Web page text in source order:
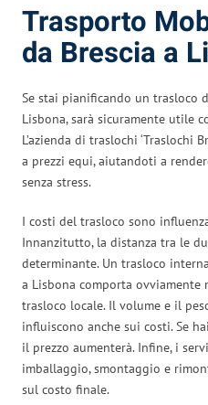
Trasporto
da Brescia a
Se stai pianificando un trasloco
Lisbona, sarà sicuramente utile
L’azienda di traslochi ‘Traslochi
a prezzi equi, aiutandoti a
senza stress.
I costi del trasloco sono
Innanzitutto, la distanza tra le
determinante. Un trasloco
a Lisbona comporta
trasloco locale. Il volume e il
influiscono anche sui costi. Se
il prezzo aumenterà. Infine, i
imballaggio, smontaggio e
sul costo finale.